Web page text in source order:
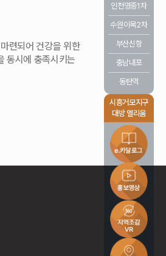
련되어 건강을 위한
동시에 충족시키는
인천영종1차
수원이목2차
부산신항
충남내포
동탄역
시흥거모지구
대방 엘리움